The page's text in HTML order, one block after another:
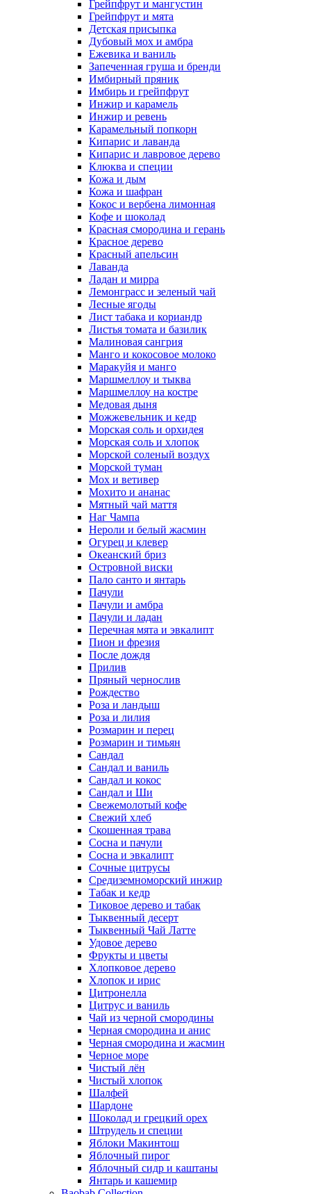
Грейпфрут и мангустин
Грейпфрут и мята
Детская присыпка
Дубовый мох и амбра
Ежевика и ваниль
Запеченная груша и бренди
Имбирный пряник
Имбирь и грейпфрут
Инжир и карамель
Инжир и ревень
Карамельный попкорн
Кипарис и лаванда
Кипарис и лавровое дерево
Клюква и специи
Кожа и дым
Кожа и шафран
Кокос и вербена лимонная
Кофе и шоколад
Красная смородина и герань
Красное дерево
Красный апельсин
Лаванда
Ладан и мирра
Лемонграсс и зеленый чай
Лесные ягоды
Лист табака и кориандр
Листья томата и базилик
Малиновая сангрия
Манго и кокосовое молоко
Маракуйя и манго
Маршмеллоу и тыква
Маршмеллоу на костре
Медовая дыня
Можжевельник и кедр
Морская соль и орхидея
Морская соль и хлопок
Морской соленый воздух
Морской туман
Мох и ветивер
Мохито и ананас
Мятный чай маття
Наг Чампа
Нероли и белый жасмин
Огурец и клевер
Океанский бриз
Островной виски
Пало санто и янтарь
Пачули
Пачули и амбра
Пачули и ладан
Перечная мята и эвкалипт
Пион и фрезия
После дождя
Прилив
Пряный чернослив
Рождество
Роза и ландыш
Роза и лилия
Розмарин и перец
Розмарин и тимьян
Сандал
Сандал и ваниль
Сандал и кокос
Сандал и Ши
Свежемолотый кофе
Свежий хлеб
Скошенная трава
Сосна и пачули
Сосна и эвкалипт
Сочные цитрусы
Средиземноморский инжир
Табак и кедр
Тиковое дерево и табак
Тыквенный десерт
Тыквенный Чай Латте
Удовое дерево
Фрукты и цветы
Хлопковое дерево
Хлопок и ирис
Цитронелла
Цитрус и ваниль
Чай из черной смородины
Черная смородина и анис
Черная смородина и жасмин
Черное море
Чистый лён
Чистый хлопок
Шалфей
Шардоне
Шоколад и грецкий орех
Штрудель и специи
Яблоки Макинтош
Яблочный пирог
Яблочный сидр и каштаны
Янтарь и кашемир